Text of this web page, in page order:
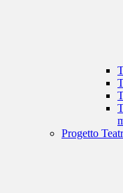
Progetto